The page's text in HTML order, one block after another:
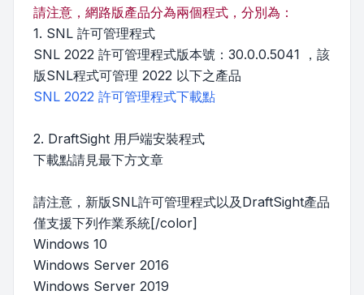
請注意，網路版產品分為兩個程式，分別為：
1. SNL 許可管理程式
SNL 2022 許可管理程式版本號：30.0.0.5041 ，該
版SNL程式可管理 2022 以下之產品
SNL 2022 許可管理程式下載點
2. DraftSight 用戶端安裝程式
下載點請見最下方文章
請注意，新版SNL許可管理程式以及DraftSight產品
僅支援下列作業系統[/color]
Windows 10
Windows Server 2016
Windows Server 2019